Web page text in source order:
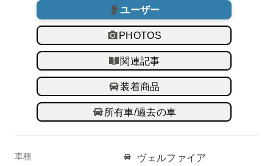
ユーザー
PHOTOS
関連記事
装着商品
所有車/過去の車
車種 ヴェルファイア